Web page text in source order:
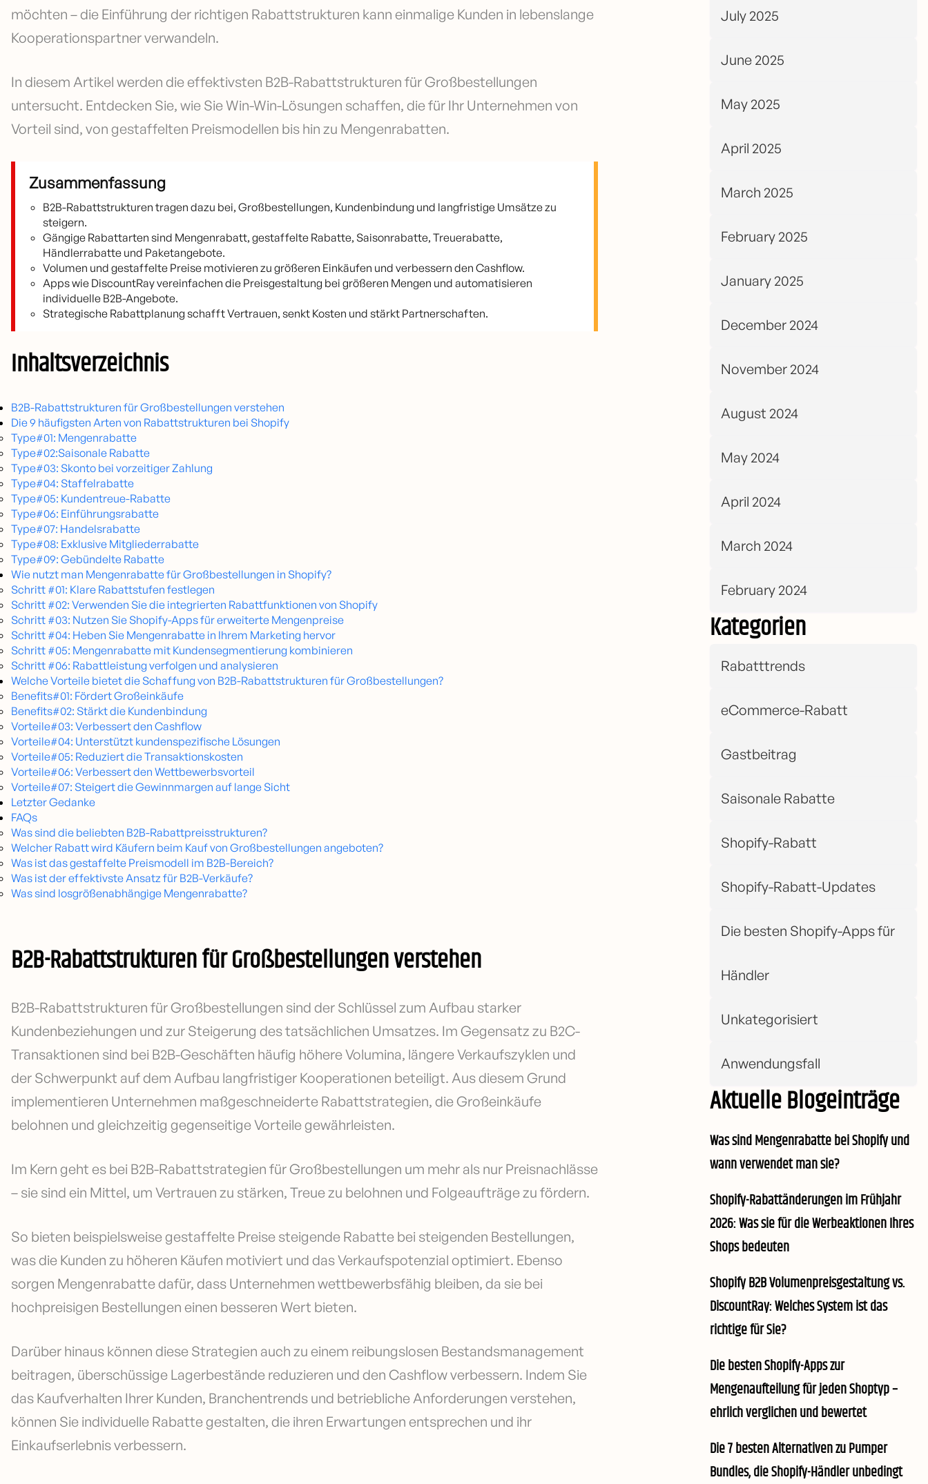
July 2025
June 2025
May 2025
April 2025
March 2025
February 2025
January 2025
December 2024
November 2024
August 2024
May 2024
April 2024
March 2024
February 2024
Kategorien
Rabatttrends
eCommerce-Rabatt
Gastbeitrag
Saisonale Rabatte
Shopify-Rabatt
Shopify-Rabatt-Updates
Die besten Shopify-Apps für
Händler
Unkategorisiert
Anwendungsfall
Aktuelle Blogeinträge
Was sind Mengenrabatte bei Shopify und
wann verwendet man sie?
Shopify-Rabattänderungen im Frühjahr
2026: Was sie für die Werbeaktionen Ihres
Shops bedeuten
Shopify B2B Volumenpreisgestaltung vs.
DiscountRay: Welches System ist das
richtige für Sie?
Die besten Shopify-Apps zur
Mengenaufteilung für jeden Shoptyp –
ehrlich verglichen und bewertet
Die 7 besten Alternativen zu Pumper
Bundles, die Shopify-Händler unbedingt
möchten – die Einführung der richtigen Rabattstrukturen kann einmalige Kunden in lebenslange
Kooperationspartner verwandeln.
In diesem Artikel werden die effektivsten B2B-Rabattstrukturen für Großbestellungen
untersucht. Entdecken Sie, wie Sie Win-Win-Lösungen schaffen, die für Ihr Unternehmen von
Vorteil sind, von gestaffelten Preismodellen bis hin zu Mengenrabatten.
Zusammenfassung
B2B-Rabattstrukturen tragen dazu bei, Großbestellungen, Kundenbindung und langfristige Umsätze zu
steigern.
Gängige Rabattarten sind Mengenrabatt, gestaffelte Rabatte, Saisonrabatte, Treuerabatte,
Händlerrabatte und Paketangebote.
Volumen und gestaffelte Preise motivieren zu größeren Einkäufen und verbessern den Cashflow.
Apps wie DiscountRay vereinfachen die Preisgestaltung bei größeren Mengen und automatisieren
individuelle B2B-Angebote.
Strategische Rabattplanung schafft Vertrauen, senkt Kosten und stärkt Partnerschaften.
Inhaltsverzeichnis
B2B-Rabattstrukturen für Großbestellungen verstehen
Die 9 häufigsten Arten von Rabattstrukturen bei Shopify
Type#01: Mengenrabatte
Type#02:Saisonale Rabatte
Type#03: Skonto bei vorzeitiger Zahlung
Type#04: Staffelrabatte
Type#05: Kundentreue-Rabatte
Type#06: Einführungsrabatte
Type#07: Handelsrabatte
Type#08: Exklusive Mitgliederrabatte
Type#09: Gebündelte Rabatte
Wie nutzt man Mengenrabatte für Großbestellungen in Shopify?
Schritt #01: Klare Rabattstufen festlegen
Schritt #02: Verwenden Sie die integrierten Rabattfunktionen von Shopify
Schritt #03: Nutzen Sie Shopify-Apps für erweiterte Mengenpreise
Schritt #04: Heben Sie Mengenrabatte in Ihrem Marketing hervor
Schritt #05: Mengenrabatte mit Kundensegmentierung kombinieren
Schritt #06: Rabattleistung verfolgen und analysieren
Welche Vorteile bietet die Schaffung von B2B-Rabattstrukturen für Großbestellungen?
Benefits#01: Fördert Großeinkäufe
Benefits#02: Stärkt die Kundenbindung
Vorteile#03: Verbessert den Cashflow
Vorteile#04: Unterstützt kundenspezifische Lösungen
Vorteile#05: Reduziert die Transaktionskosten
Vorteile#06: Verbessert den Wettbewerbsvorteil
Vorteile#07: Steigert die Gewinnmargen auf lange Sicht
Letzter Gedanke
FAQs
Was sind die beliebten B2B-Rabattpreisstrukturen?
Welcher Rabatt wird Käufern beim Kauf von Großbestellungen angeboten?
Was ist das gestaffelte Preismodell im B2B-Bereich?
Was ist der effektivste Ansatz für B2B-Verkäufe?
Was sind losgrößenabhängige Mengenrabatte?
B2B-Rabattstrukturen für Großbestellungen verstehen
B2B-Rabattstrukturen für Großbestellungen sind der Schlüssel zum Aufbau starker
Kundenbeziehungen und zur Steigerung des tatsächlichen Umsatzes. Im Gegensatz zu B2C-
Transaktionen sind bei B2B-Geschäften häufig höhere Volumina, längere Verkaufszyklen und
der Schwerpunkt auf dem Aufbau langfristiger Kooperationen beteiligt. Aus diesem Grund
implementieren Unternehmen maßgeschneiderte Rabattstrategien, die Großeinkäufe
belohnen und gleichzeitig gegenseitige Vorteile gewährleisten.
Im Kern geht es bei B2B-Rabattstrategien für Großbestellungen um mehr als nur Preisnachlässe
– sie sind ein Mittel, um Vertrauen zu stärken, Treue zu belohnen und Folgeaufträge zu fördern.
So bieten beispielsweise gestaffelte Preise steigende Rabatte bei steigenden Bestellungen,
was die Kunden zu höheren Käufen motiviert und das Verkaufspotenzial optimiert. Ebenso
sorgen Mengenrabatte dafür, dass Unternehmen wettbewerbsfähig bleiben, da sie bei
hochpreisigen Bestellungen einen besseren Wert bieten.
Darüber hinaus können diese Strategien auch zu einem reibungslosen Bestandsmanagement
beitragen, überschüssige Lagerbestände reduzieren und den Cashflow verbessern. Indem Sie
das Kaufverhalten Ihrer Kunden, Branchentrends und betriebliche Anforderungen verstehen,
können Sie individuelle Rabatte gestalten, die ihren Erwartungen entsprechen und ihr
Einkaufserlebnis verbessern.